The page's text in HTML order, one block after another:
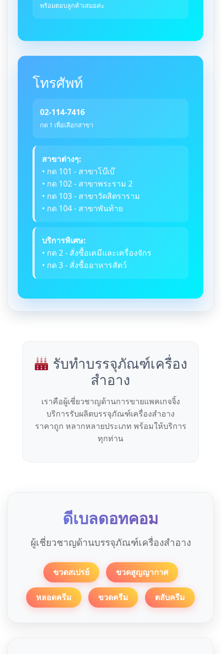
พร้อมตอบลูกค้าเสมอค่ะ
โทรศัพท์
02-114-7416
กด 1 เพื่อเลือกสาขา
สาขาต่างๆ:
• กด 101 - สาขาโบ๊เบ๊
• กด 102 - สาขาพระราม 2
• กด 103 - สาขาวัดสิตราราม
• กด 104 - สาขาพันท้าย
บริการพิเศษ:
• กด 2 - สั่งซื้อเคมีและเครื่องจักร
• กด 3 - สั่งซื้ออาหารสัตว์
รับทำบรรจุภัณฑ์เครื่อง
สำอาง
เราคือผู้เชี่ยวชาญด้านการขายแพคเกจจิ้ง
บริการรับผลิตบรรจุภัณฑ์เครื่องสำอาง
ราคาถูก หลากหลายประเภท พร้อมให้บริการ
ทุกท่าน
ดีเบลดอทคอม
ผู้เชี่ยวชาญด้านบรรจุภัณฑ์เครื่องสำอาง
ขวดสเปรย์ ขวดสูญญากาศ
หลอดครีม ขวดครีม ตลับครีม